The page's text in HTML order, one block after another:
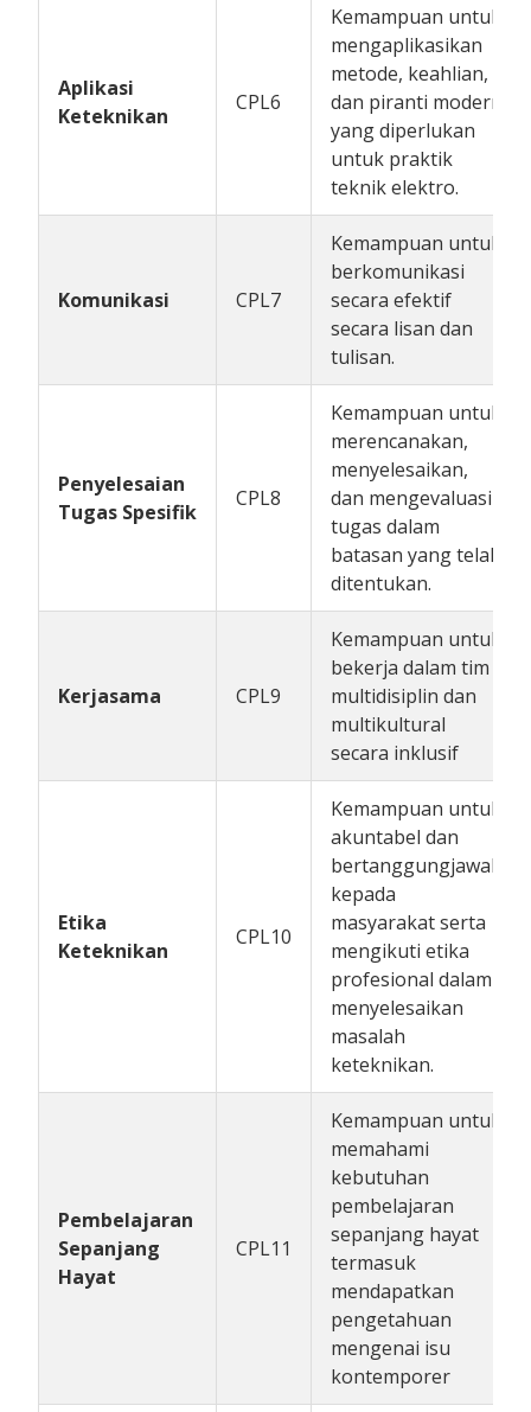
Aplikasi
Keteknikan
CPL6
Kemampuan untuk
mengaplikasikan
metode, keahlian,
dan piranti modern
yang diperlukan
untuk praktik
teknik elektro.
Komunikasi CPL7
Kemampuan untuk
berkomunikasi
secara efektif
secara lisan dan
tulisan.
Penyelesaian
Tugas Spesifik
CPL8
Kemampuan untuk
merencanakan,
menyelesaikan,
dan mengevaluasi
tugas dalam
batasan yang telah
ditentukan.
Kerjasama CPL9
Kemampuan untuk
bekerja dalam tim
multidisiplin dan
multikultural
secara inklusif
Etika
Keteknikan
CPL10
Kemampuan untuk
akuntabel dan
bertanggungjawab
kepada
masyarakat serta
mengikuti etika
profesional dalam
menyelesaikan
masalah
keteknikan.
Pembelajaran
Sepanjang
Hayat
CPL11
Kemampuan untuk
memahami
kebutuhan
pembelajaran
sepanjang hayat
termasuk
mendapatkan
pengetahuan
mengenai isu
kontemporer